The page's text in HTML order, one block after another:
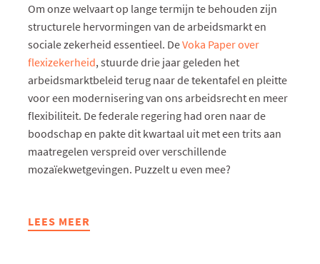
Om onze welvaart op lange termijn te behouden zijn
structurele hervormingen van de arbeidsmarkt en
sociale zekerheid essentieel. DeVoka Paper over
flexizekerheid, stuurde drie jaar geleden het
arbeidsmarktbeleid terug naar de tekentafel en pleitte
voor een modernisering van ons arbeidsrecht en meer
flexibiliteit. De federale regering had oren naar de
boodschap en pakte dit kwartaal uit met een trits aan
maatregelen verspreid over verschillende
mozaïekwetgevingen. Puzzelt u even mee?
LEES MEER
ABOUT